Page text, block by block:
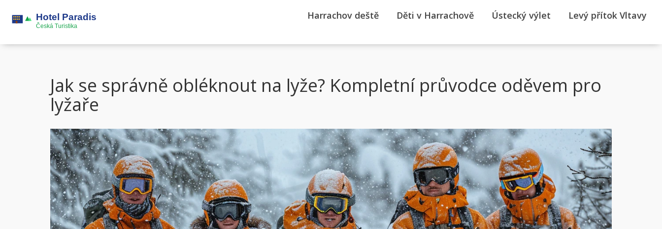
Harrachov deště Děti v Harrachově Ústecký výlet Levý přítok Vltavy
Jak se správně obléknout na lyže? Kompletní průvodce oděvem pro
lyžaře